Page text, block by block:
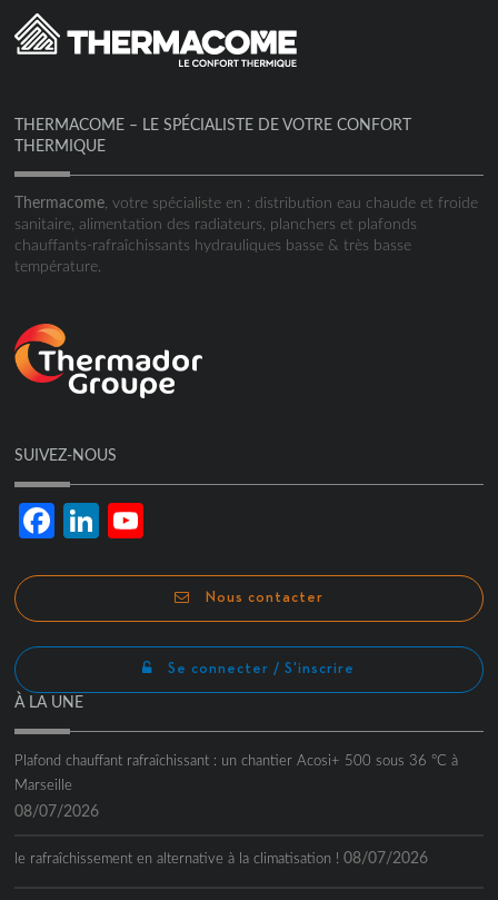
THERMACOME – LE SPÉCIALISTE DE VOTRE CONFORT
THERMIQUE
Thermacome , votre spécialiste en : distribution eau chaude et froide
sanitaire, alimentation des radiateurs, planchers et plafonds
chauffants-rafraîchissants hydrauliques basse & très basse
température.
SUIVEZ-NOUS
FacebookLinkedIn
Nous contacter
Se connecter / S'inscrire
À LA UNE
Plafond chauffant rafraîchissant : un chantier Acosi+ 500 sous 36 °C à
Marseille
08/07/2026
le rafraîchissement en alternative à la climatisation ! 08/07/2026